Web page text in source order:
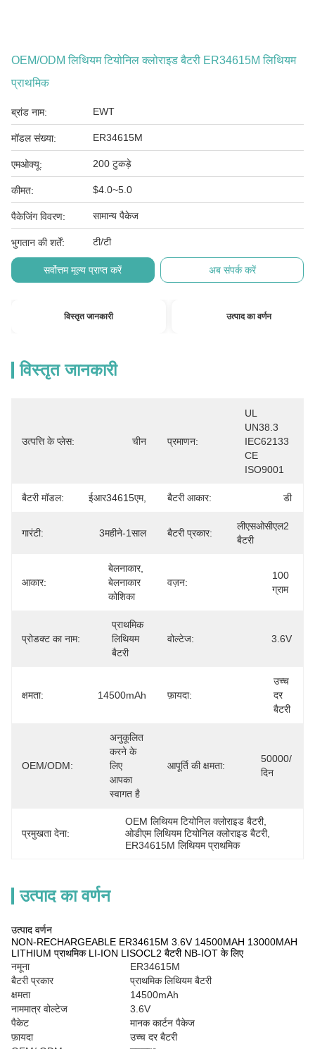
OEM/ODM लिथियम टियोनिल क्लोराइड बैटरी ER34615M लिथियम
प्राथमिक
ब्रांड नाम: EWT
मॉडल संख्या: ER34615M
एमओक्यू: 200 टुकड़े
कीमत: $4.0~5.0
पैकेजिंग विवरण: सामान्य पैकेज
भुगतान की शर्तें: टी/टी
सर्वोत्तम मूल्य प्राप्त करें अब संपर्क करें
विस्तृत जानकारी उत्पाद का वर्णन
विस्तृत जानकारी
उत्पत्ति के प्लेस: चीन प्रमाणन:
UL
UN38.3
IEC62133
CE
ISO9001
बैटरी मॉडल: ईआर34615एम, बैटरी आकार: डी
गारंटी: 3महीने-1साल बैटरी प्रकार:
लीएसओसीएल2
बैटरी
आकार:
बेलनाकार,
बेलनाकार
कोशिका
वज़न:
100
ग्राम
प्रोडक्ट का नाम:
प्राथमिक
लिथियम
बैटरी
वोल्टेज: 3.6V
क्षमता: 14500mAh फ़ायदा:
उच्च
दर
बैटरी
OEM/ODM:
अनुकूलित
करने के
लिए
आपका
स्वागत है
आपूर्ति की क्षमता:
50000/
दिन
प्रमुखता देना:
OEM लिथियम टियोनिल क्लोराइड बैटरी,
ओडीएम लिथियम टियोनिल क्लोराइड बैटरी,
ER34615M लिथियम प्राथमिक
उत्पाद का वर्णन
उत्पाद वर्णन
NON-RECHARGEABLE ER34615M 3.6V 14500MAH 13000MAH
LITHIUM प्राथमिक LI-ION LISOCL2 बैटरी NB-IOT के लिए
नमूना
ER34615M
बैटरी प्रकार
प्राथमिक लिथियम बैटरी
क्षमता
14500mAh
नाममात्र वोल्टेज
3.6V
पैकेट
मानक कार्टन पैकेज
फ़ायदा
उच्च दर बैटरी